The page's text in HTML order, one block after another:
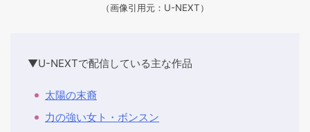
（画像引用元：U-NEXT）
▼U-NEXTで配信している主な作品
太陽の末裔
力の強い女ト・ボンスン